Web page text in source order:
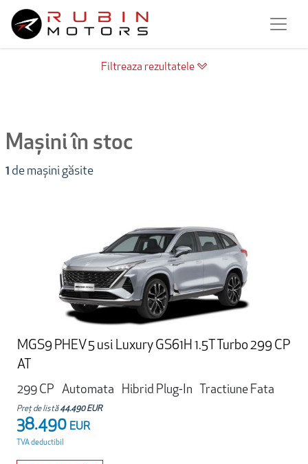
Filtreaza rezultatele
Mașini în stoc
1 de mașini găsite
MGS9 PHEV 5 usi Luxury GS61H 1.5T Turbo 299 CP
AT
299 CP
Automata Hibrid Plug-In Tractiune Fata
Preț de listă44.490 EUR
38.490 EUR
TVA deductibil